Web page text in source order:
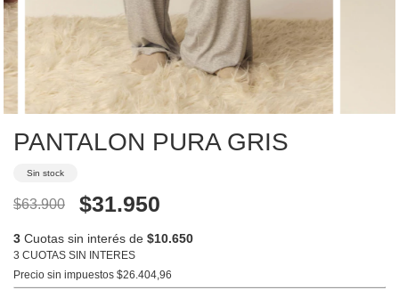
PANTALON PURA GRIS
Sin stock
$63.900 $31.950
3 Cuotas sin interés de $10.650
3 CUOTAS SIN INTERES
Precio sin impuestos $26.404,96